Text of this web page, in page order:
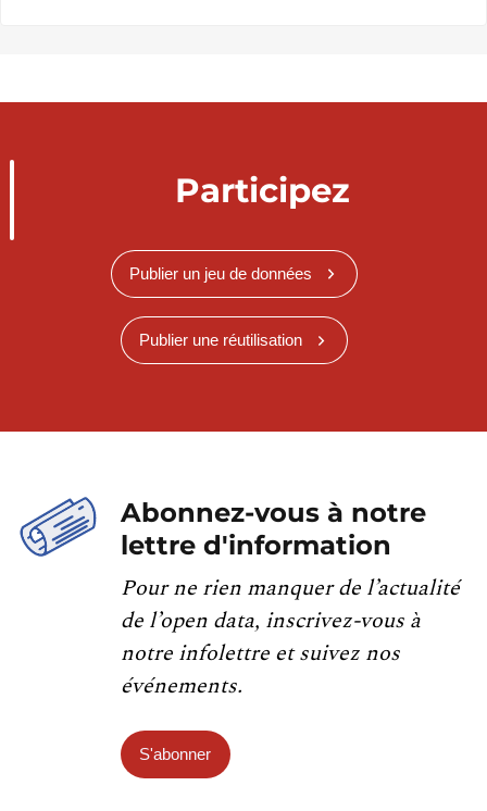
Participez
Publier un jeu de données
Publier une réutilisation
Abonnez-vous à notre
lettre d'information
Pour ne rien manquer de l’actualité
de l’open data, inscrivez-vous à
notre infolettre et suivez nos
événements.
S'abonner